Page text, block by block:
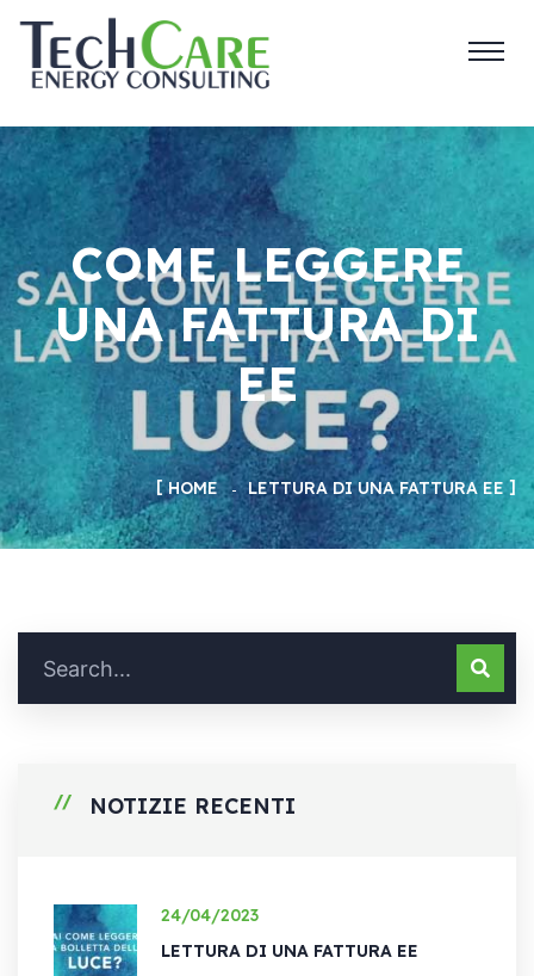
COME LEGGERE
UNA FATTURA DI
EE
HOME LETTURA DI UNA FATTURA EE
NOTIZIE RECENTI
24/04/2023
LETTURA DI UNA FATTURA EE